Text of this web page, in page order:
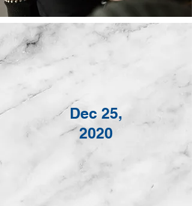
M
G
C
Dec 25,
2020